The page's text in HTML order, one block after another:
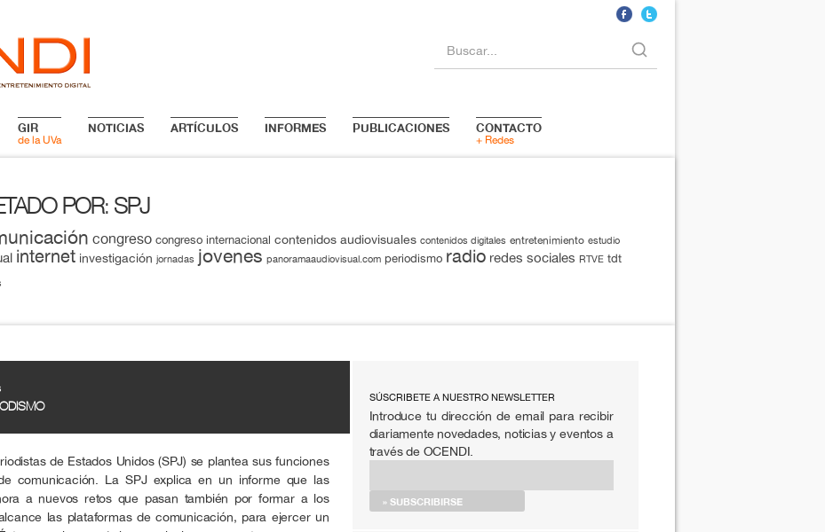
Buscar...
GIR
de la UVa
NOTICIAS ARTÍCULOS INFORMES PUBLICACIONES CONTACTO
+ Redes
POR: SPJ
congreso congreso internacional contenidos audiovisuales contenidos digitales entretenimiento estudio
internet investigación jornadas jovenes panoramaaudiovisual.com periodismo radio redes sociales RTVE tdt
SÚSCRIBETE A NUESTRO NEWSLETTER
Introduce tu dirección de email para recibir
diariamente novedades, noticias y eventos a
través de OCENDI.
de Estados Unidos (SPJ) se plantea sus funciones
comunicación. La SPJ explica en un informe que las
a nuevos retos que pasan también por formar a los
las plataformas de comunicación, para ejercer un